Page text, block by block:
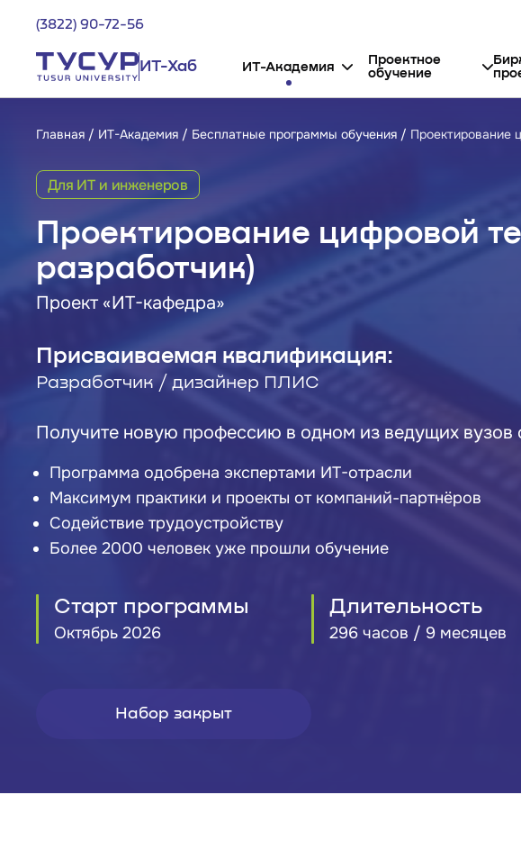
ИТ-Хаб ИТ-Академия
Проектное
обучение
(3822) 90-72-56
Главная ИТ-Академия Бесплатные программы обучения Проектирование
Для ИТ и инженеров
Проектирование цифровой
разработчик)
Проект «ИТ-кафедра»
Присваиваемая квалификация:
Разработчик / дизайнер ПЛИС
Получите новую профессию в одном из ведущих вузов
Программа одобрена экспертами ИТ-отрасли
Максимум практики и проекты от компаний-партнёров
Содействие трудоустройству
Более 2000 человек уже прошли обучение
Старт программы
Октябрь 2026
Длительность
296 часов / 9 месяцев
Набор закрыт